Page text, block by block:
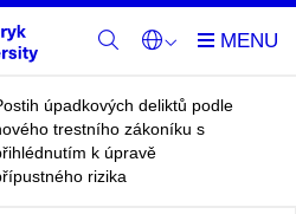
úpadkových deliktů podle
trestního zákoníku s
k úpravě
rizika